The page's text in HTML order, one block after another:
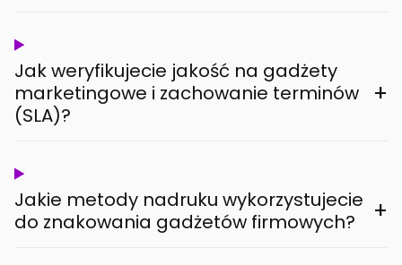
Jak weryfikujecie jakość na gadżety
marketingowe i zachowanie terminów
(SLA)?
+
Jakie metody nadruku wykorzystujecie
do znakowania gadżetów firmowych?
+